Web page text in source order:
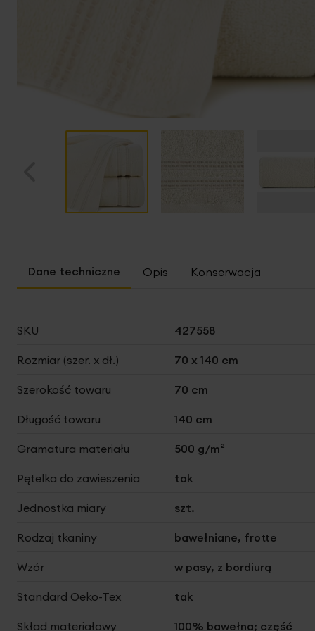
galerii
Opis Konserwacja
Więcej
SKU 427558
Rozmiar (szer. x dł.) 70 x 140 cm
Szerokość towaru 70 cm
Długość towaru 140 cm
Gramatura materiału 500 g/m²
Pętelka do zawieszenia tak
Jednostka miary szt.
Rodzaj tkaniny bawełniane, frotte
Wzór w pasy, z bordiurą
Standard Oeko-Tex tak
Skład materiałowy
100% bawełna; część